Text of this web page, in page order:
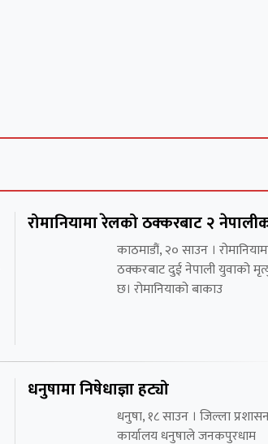
रोमानियामा रेलको ठक्करबाट २
काठमाडौं, २० साउन ।
ठक्करबाट दुई नेपाली युवाको
छ। रोमानियाको बाकाउ
धनुषामा निषेधाज्ञा हट्यो
धनुषा, १८ साउन । जिल्ला
कार्यालय धनुषाले जनकपुरधाम